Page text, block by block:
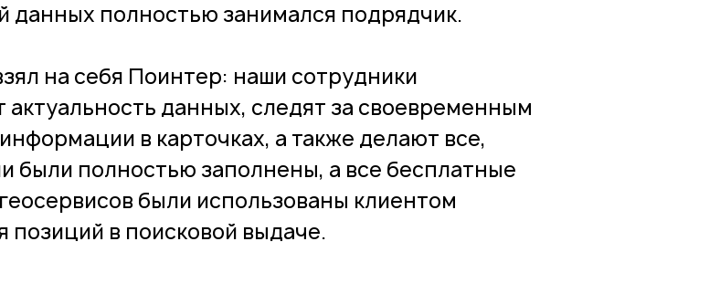
данных полностью занимался подрядчик.
на себя Поинтер: наши сотрудники
актуальность данных, следят за своевременным
в карточках, а также делают все,
были полностью заполнены, а все бесплатные
были использованы клиентом
позиций в поисковой выдаче.